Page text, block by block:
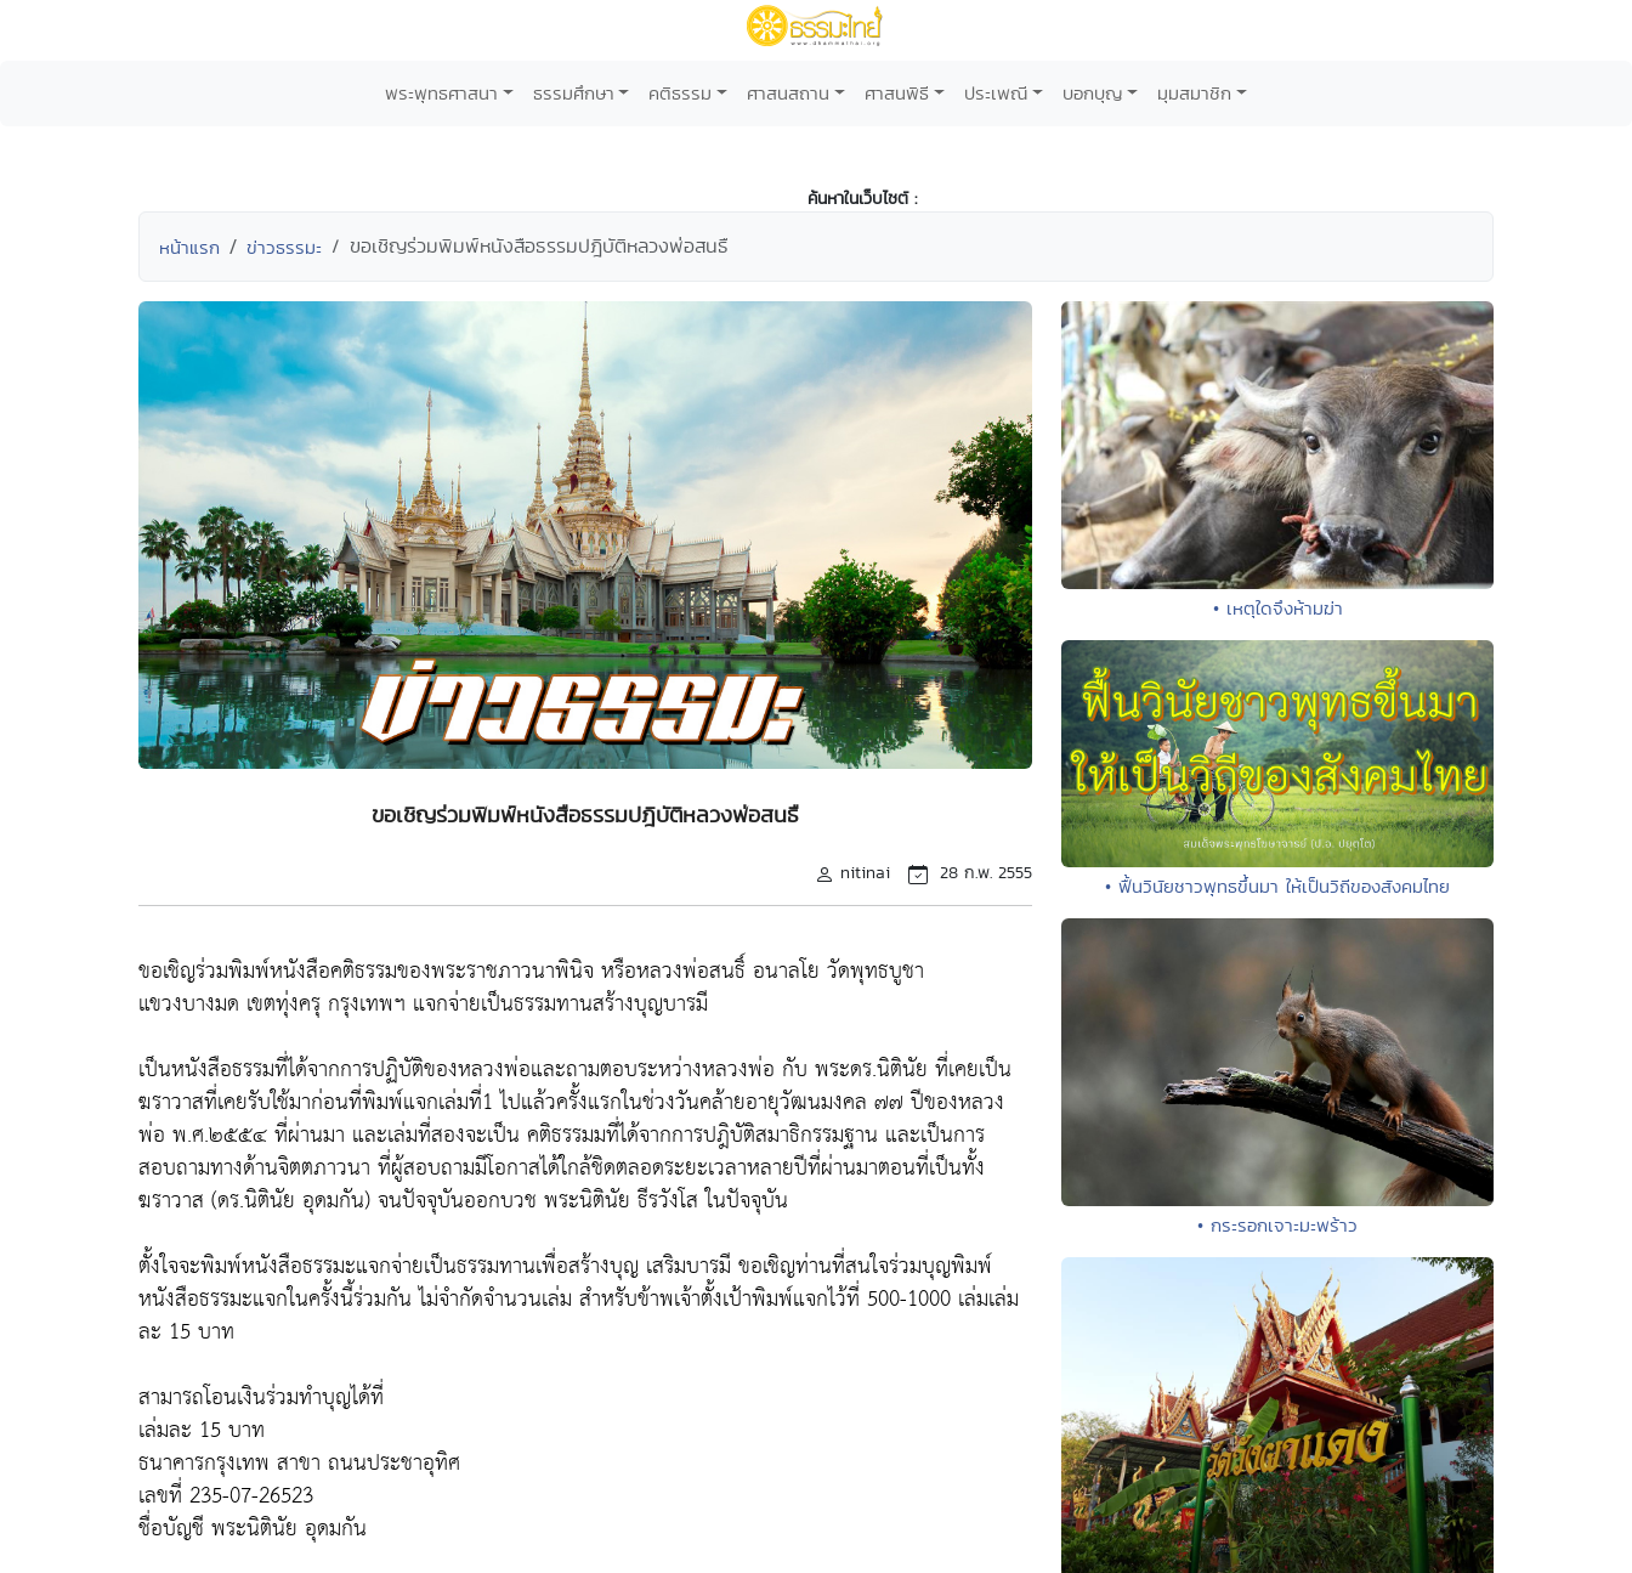
พระพุทธศาสนา ธรรมศึกษา คติธรรม ศาสนสถาน ศาสนพิธี ประเพณี บอกบุญ มุมสมาชิก
ค้นหาในเว็บไซต์ :
หน้าแรก ข่าวธรรมะ ขอเชิญร่วมพิมพ์หนังสือธรรมปฎิบัติหลวงพ่อสนธื
ขอเชิญร่วมพิมพ์หนังสือธรรมปฎิบัติหลวงพ่อสนธื
nitinai 28 ก.พ. 2555
ขอเชิญร่วมพิมพ์หนังสือคติธรรมของพระราชภาวนาพินิจ หรือหลวงพ่อสนธิ์ อนาลโย วัดพุทธบูชา
แขวงบางมด เขตทุ่งครุ กรุงเทพฯ แจกจ่ายเป็นธรรมทานสร้างบุญบารมี
เป็นหนังสือธรรมที่ได้จากการปฏิบัติของหลวงพ่อและถามตอบระหว่างหลวงพ่อ กับ พระดร.นิตินัย ที่เคยเป็น
ฆราวาสที่เคยรับใช้มาก่อนที่พิมพ์แจกเล่มที่1 ไปแล้วครั้งแรกในช่วงวันคล้ายอายุวัฒนมงคล ๗๗ ปีของหลวง
พ่อ พ.ศ.๒๕๕๔ ที่ผ่านมา และเล่มที่สองจะเป็น คติธรรมมที่ได้จากการปฎิบัติสมาธิกรรมฐาน และเป็นการ
สอบถามทางด้านจิตตภาวนา ที่ผู้สอบถามมีโอกาสได้ใกล้ชิดตลอดระยะเวลาหลายปีที่ผ่านมาตอนที่เป็นทั้ง
ฆราวาส (ดร.นิตินัย อุดมกัน) จนปัจจุบันออกบวช พระนิตินัย ธีรวังโส ในปัจจุบัน
ตั้งใจจะพิมพ์หนังสือธรรมะแจกจ่ายเป็นธรรมทานเพื่อสร้างบุญ เสริมบารมี ขอเชิญท่านที่สนใจร่วมบุญพิมพ์
หนังสือธรรมะแจกในครั้งนี้ร่วมกัน ไม่จำกัดจำนวนเล่ม สำหรับข้าพเจ้าตั้งเป้าพิมพ์แจกไว้ที่ 500-1000 เล่มเล่ม
ละ 15 บาท
สามารถโอนเงินร่วมทำบุญได้ที่
เล่มละ 15 บาท
ธนาคารกรุงเทพ สาขา ถนนประชาอุทิศ
เลขที่ 235-07-26523
ชื่อบัญชี พระนิตินัย อุดมกัน
• เหตุใดจึงห้ามฆ่า
• ฟื้นวินัยชาวพุทธขึ้นมา ให้เป็นวิถีของสังคมไทย
• กระรอกเจาะมะพร้าว